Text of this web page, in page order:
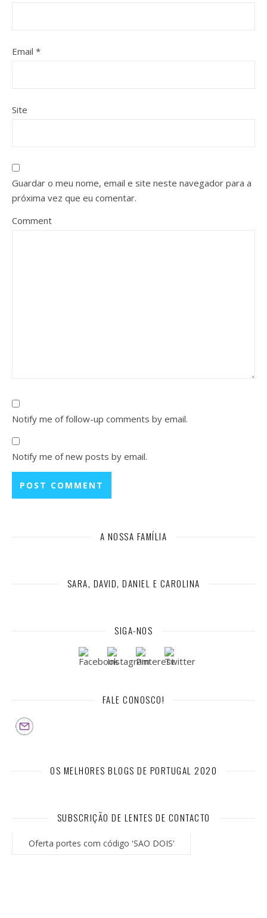
Email *
Site
Guardar o meu nome, email e site neste navegador para a
próxima vez que eu comentar.
Comment
Notify me of follow-up comments by email.
Notify me of new posts by email.
A NOSSA FAMÍLIA
SARA, DAVID, DANIEL E CAROLINA
SIGA-NOS
FALE CONOSCO!
OS MELHORES BLOGS DE PORTUGAL 2020
SUBSCRIÇÃO DE LENTES DE CONTACTO
Oferta portes com código 'SAO DOIS'